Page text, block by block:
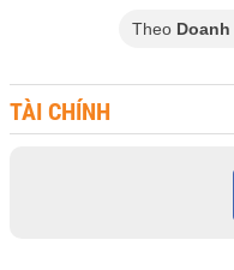
Theo
TÀI CHÍNH